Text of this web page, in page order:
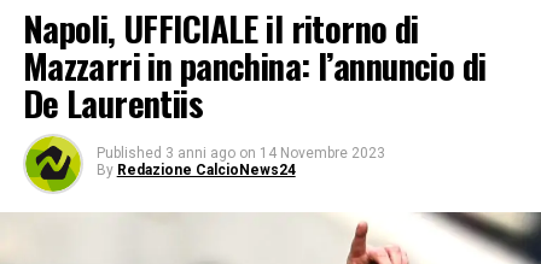
Napoli, UFFICIALE il ritorno di
Mazzarri in panchina: l’annuncio di
De Laurentiis
Published 3 anni ago on 14 Novembre 2023
By Redazione CalcioNews24